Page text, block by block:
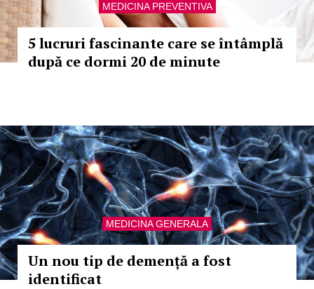
MEDICINA PREVENTIVA
5 lucruri fascinante care se întâmplă
după ce dormi 20 de minute
MEDICINA GENERALA
Un nou tip de demență a fost
identificat